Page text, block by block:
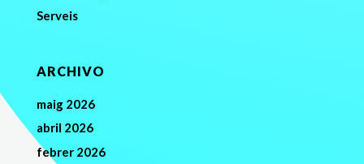
Serveis
ARCHIVO
maig 2026
abril 2026
febrer 2026